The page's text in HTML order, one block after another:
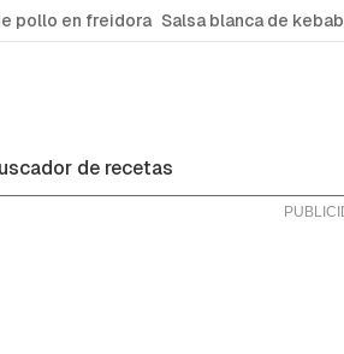
pollo en freidora Salsa blanca de kebab
de recetas